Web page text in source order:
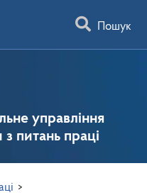
Пошук
управління
питань праці
>